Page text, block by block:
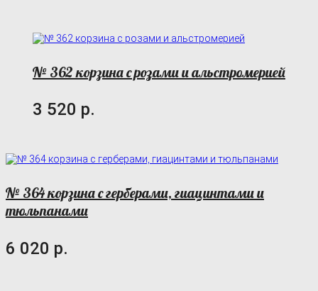
№ 362 корзина с розами и альстромерией
3 520 р.
№ 364 корзина с герберами, гиацинтами и
тюльпанами
6 020 р.